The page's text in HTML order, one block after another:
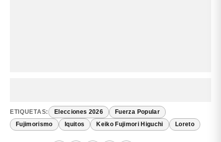
ETIQUETAS: Elecciones 2026 Fuerza Popular
Fujimorismo Iquitos Keiko Fujimori Higuchi Loreto